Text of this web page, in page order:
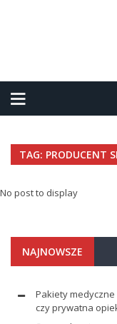
TAG: PRODUCENT
No post to display
NAJNOWSZE
Pakiety
czy prywatna